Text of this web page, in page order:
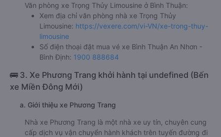
Văn phòng xe Trọng Thủy Limousine ở Bình Thuận:
Xem địa chỉ văn phòng nhà xe Trọng Thủy
Limousine: https://vexere.com/vi-VN/xe-trong-thuy-
limousine
Số điện thoại đặt mua vé xe Bình Thuận An Nhơn -
Bình Định: 1900 888684
🚌 3. Xe Phương Trang khởi hành tại undefined (Bến
xe Miền Đông Mới)
a. Giới thiệu xe Phương Trang
Nhà xe Phương Trang là một nhà xe uy tín, chuyên cung
cấp dịch vụ vận chuyển hành khách trên tuyến đường đi